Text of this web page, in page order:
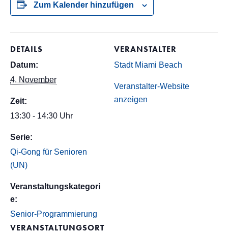
Zum Kalender hinzufügen
DETAILS
Datum:
4. November
Zeit:
13:30 - 14:30 Uhr
Serie:
Qi-Gong für Senioren
(UN)
Veranstaltungskategori
e:
Senior-Programmierung
VERANSTALTUNGSORT
VERANSTALTER
Stadt Miami Beach
Veranstalter-Website
anzeigen